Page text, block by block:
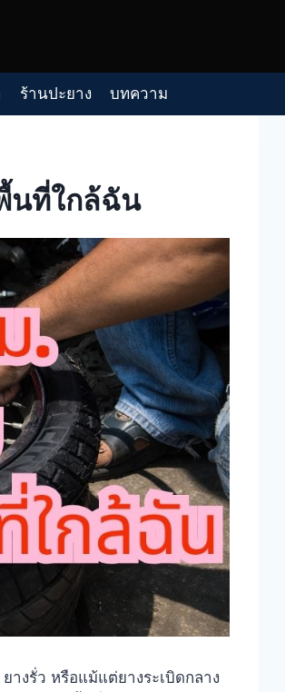
ร้านปะยาง บทความ
นที่ใกล้ฉัน
งรั่ว หรือแม้แต่ยางระเบิดกลาง